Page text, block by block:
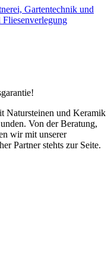
Gartentechnik und
Natursteinen und Keramik
Von der Beratung,
wir mit unserer
Partner stehts zur Seite.